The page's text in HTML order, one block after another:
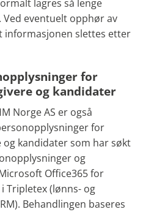
lagres så lenge
eventuelt opphør av
slettes etter
for
og kandidater
Norge AS er også
for
kandidater som har søkt
og
Office365 for
Tripletex (lønns- og
Behandlingen baseres